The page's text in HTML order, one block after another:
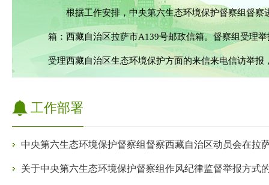
根据工作安排，中央第六生态环境保护督察组督
箱：西藏自治区拉萨市A139号邮政信箱。督察组受理
受理西藏自治区生态环境保护方面的来信来电信访举
工作部署
中央第六生态环境保护督察组督察西藏自治区动员会在拉
关于中央第六生态环境保护督察组作风纪律监督举报方式